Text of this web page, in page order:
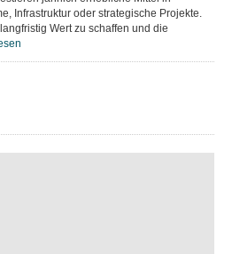
Infrastruktur oder strategische Projekte.
Wert zu schaffen und die